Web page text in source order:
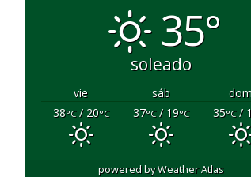
35°
soleado
vie sáb
38°C/ 20°C 37°C/ 19°C 35°C/
powered byWeather Atlas